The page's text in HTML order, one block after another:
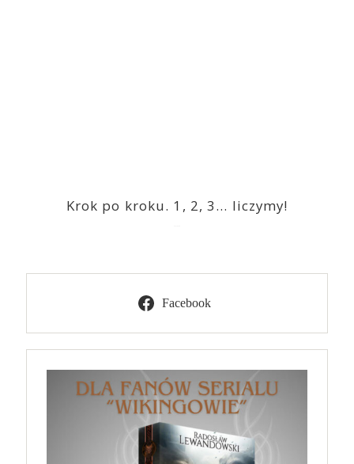
Krok po kroku. 1, 2, 3… liczymy!
Facebook